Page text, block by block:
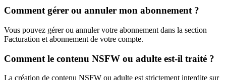
Comment gérer ou annuler mon abonnement ?
Vous pouvez gérer ou annuler votre abonnement dans la section
Facturation et abonnement de votre compte.
Comment le contenu NSFW ou adulte est-il traité ?
La création de contenu NSFW ou adulte est strictement interdite sur